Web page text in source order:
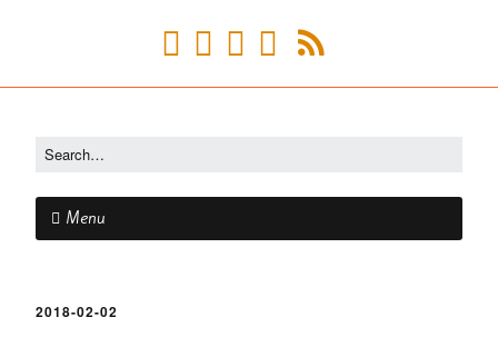
Menu
2018-02-02